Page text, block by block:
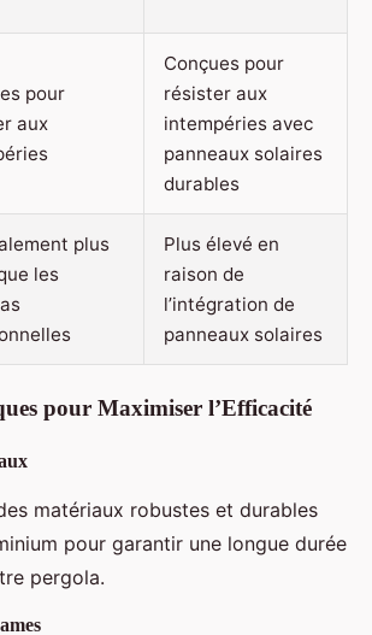
pour
aux
Conçues pour
résister aux
intempéries avec
panneaux solaires
durables
plus
les
Plus élevé en
raison de
l’intégration de
panneaux solaires
pour Maximiser l’Efficacité
matériaux robustes et durables
pour garantir une longue durée
pergola.